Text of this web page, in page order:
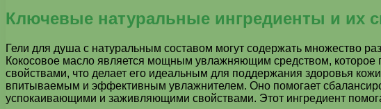
Ключевые натуральные ингредиенты и их
Гели для душа с натуральным составом могут содержать множество
Кокосовое масло является мощным увлажняющим средством, которое
свойствами, что делает его идеальным для поддержания здоровья
впитываемым и эффективным увлажнителем. Оно помогает
успокаивающими и заживляющими свойствами. Этот ингредиент